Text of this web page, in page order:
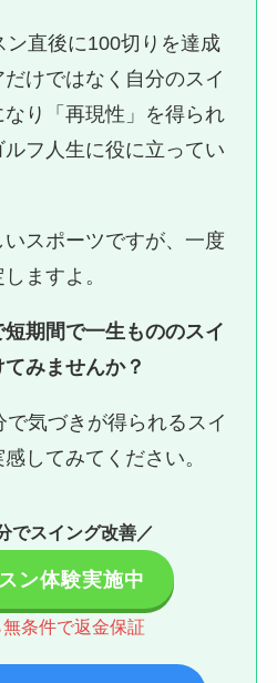
ン直後に100切りを達成
けではなく自分のスイ
り「再現性」を得られ
フ人生に役に立ってい
スポーツですが、一度
ますよ。
期間で一生もののスイ
みませんか？
で気づきが得られるスイ
してみてください。
でスイング改善／
ン体験実施中
条件で返金保証